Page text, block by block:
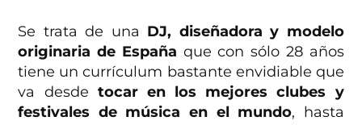
Se trata de una DJ, diseñadora y modelo
originaria de España que con sólo 28 años
tiene un currículum bastante envidiable que
va desde tocar en los mejores clubes y
festivales de música en el mundo, hasta